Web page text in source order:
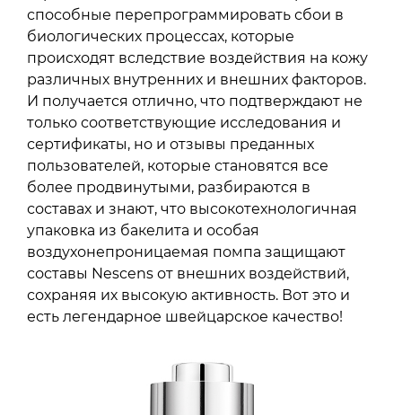
способные перепрограммировать сбои в
биологических процессах, которые
происходят вследствие воздействия на кожу
различных внутренних и внешних факторов.
И получается отлично, что подтверждают не
только соответствующие исследования и
сертификаты, но и отзывы преданных
пользователей, которые становятся все
более продвинутыми, разбираются в
составах и знают, что высокотехнологичная
упаковка из бакелита и особая
воздухонепроницаемая помпа защищают
составы Nescens от внешних воздействий,
сохраняя их высокую активность. Вот это и
есть легендарное швейцарское качество!